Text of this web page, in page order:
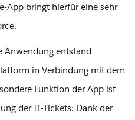
App bringt hierfür eine sehr
Anwendung entstand
in Verbindung mit dem
Funktion der App ist
der IT-Tickets: Dank der